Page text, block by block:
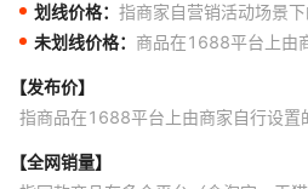
划线价格： 指商家自营销活动场景
未划线价格： 商品在1688平台上由
【发布价】
指商品在1688平台上由商家自行设置
【全网销量】